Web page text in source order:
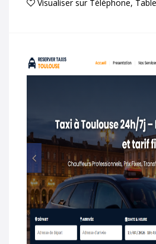
Visualiser sur Téléphone,
Prec